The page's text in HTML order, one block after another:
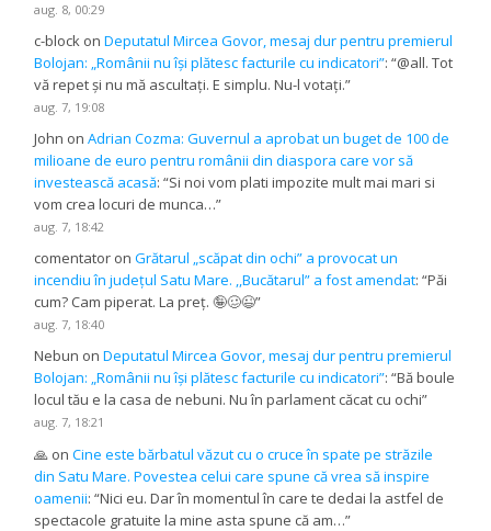
aug. 8, 00:29
c-block onDeputatul Mircea Govor, mesaj dur pentru premierul
Bolojan: „Românii nu își plătesc facturile cu indicatori”: “@all. Tot
vă repet și nu mă ascultați. E simplu. Nu-l votați.”
aug. 7, 19:08
John onAdrian Cozma: Guvernul a aprobat un buget de 100 de
milioane de euro pentru românii din diaspora care vor să
investească acasă: “Si noi vom plati impozite mult mai mari si
vom crea locuri de munca…”
aug. 7, 18:42
comentator onGrătarul „scăpat din ochi” a provocat un
incendiu în județul Satu Mare. ,,Bucătarul” a fost amendat: “Păi
cum? Cam piperat. La preț. 🤪🥴😉”
aug. 7, 18:40
Nebun onDeputatul Mircea Govor, mesaj dur pentru premierul
Bolojan: „Românii nu își plătesc facturile cu indicatori”: “Bă boule
locul tău e la casa de nebuni. Nu în parlament căcat cu ochi”
aug. 7, 18:21
🙏 onCine este bărbatul văzut cu o cruce în spate pe străzile
din Satu Mare. Povestea celui care spune că vrea să inspire
oamenii: “Nici eu. Dar în momentul în care te dedai la astfel de
spectacole gratuite la mine asta spune că am…”